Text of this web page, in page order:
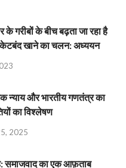
के गरीबों के बीच बढ़ता जा रहा है
खाने का चलन: अध्ययन
न्याय और भारतीय गणतंत्र का
का विश्लेषण
2025
समाजवाद का एक आफ़ताब